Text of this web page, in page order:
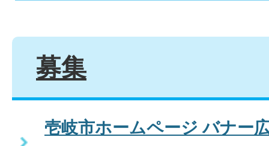
募集
壱岐市ホームページ バナー